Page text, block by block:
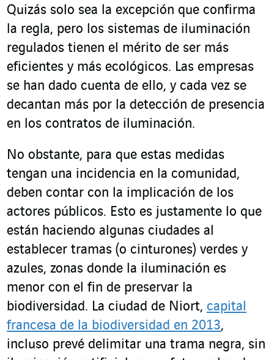
Quizás solo sea la excepción que confirma
la regla, pero los sistemas de iluminación
regulados tienen el mérito de ser más
eficientes y más ecológicos. Las empresas
se han dado cuenta de ello, y cada vez se
decantan más por la detección de presencia
en los contratos de iluminación.
No obstante, para que estas medidas
tengan una incidencia en la comunidad,
deben contar con la implicación de los
actores públicos. Esto es justamente lo que
están haciendo algunas ciudades al
establecer tramas (o cinturones) verdes y
azules, zonas donde la iluminación es
menor con el fin de preservar la
biodiversidad. La ciudad de Niort, capital
francesa de la biodiversidad en 2013,
incluso prevé delimitar una trama negra, sin